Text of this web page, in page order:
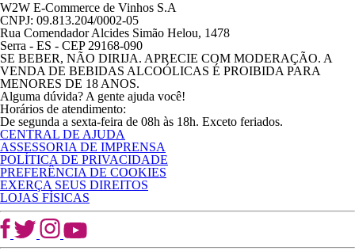
W2W E-Commerce de Vinhos S.A
CNPJ: 09.813.204/0002-05
Rua Comendador Alcides Simão Helou, 1478
Serra - ES - CEP 29168-090
SE BEBER, NÃO DIRIJA. APRECIE COM MODERAÇÃO. A
VENDA DE BEBIDAS ALCOÓLICAS É PROIBIDA PARA
MENORES DE 18 ANOS.
Alguma dúvida? A gente ajuda você!
Horários de atendimento:
De segunda a sexta-feira de 08h às 18h. Exceto feriados.
CENTRAL DE AJUDA
ASSESSORIA DE IMPRENSA
POLÍTICA DE PRIVACIDADE
PREFERÊNCIA DE COOKIES
EXERÇA SEUS DIREITOS
LOJAS FÍSICAS